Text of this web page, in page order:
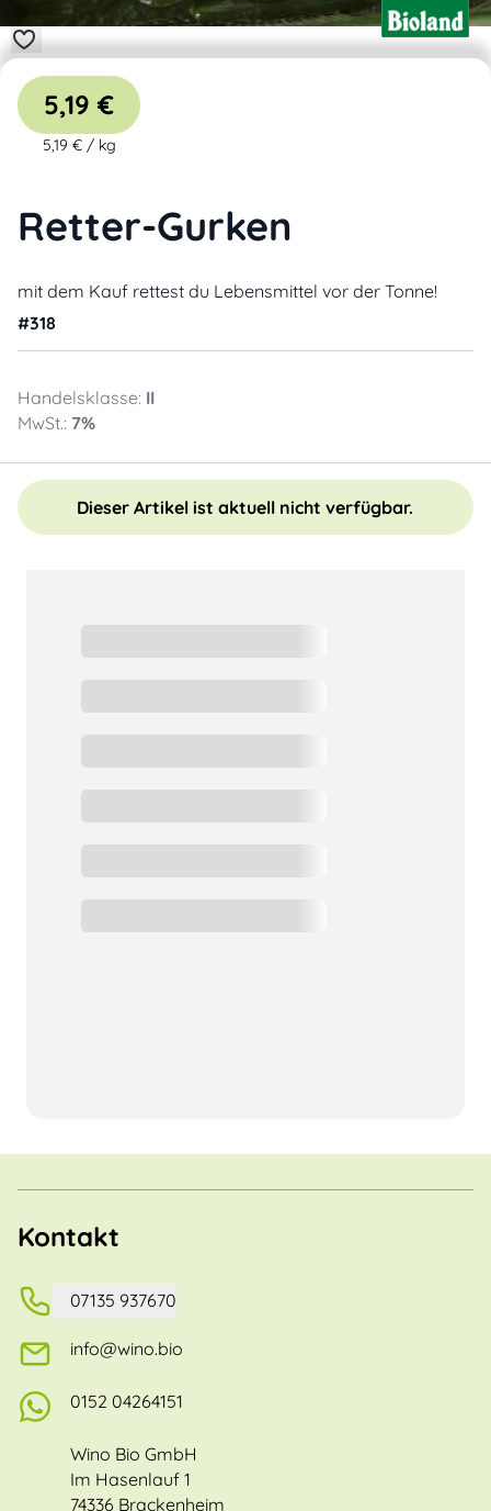
Retter-Gurken
mit dem Kauf rettest du Lebensmittel vor der Tonne!
#318
Handelsklasse: II
MwSt.: 7%
5,19 €
5,19 €/ kg
Dieser Artikel ist aktuell nicht verfügbar.
Kontakt
07135 937670
info@wino.bio
0152 04264151
Wino Bio GmbH
Im Hasenlauf 1
74336 Brackenheim